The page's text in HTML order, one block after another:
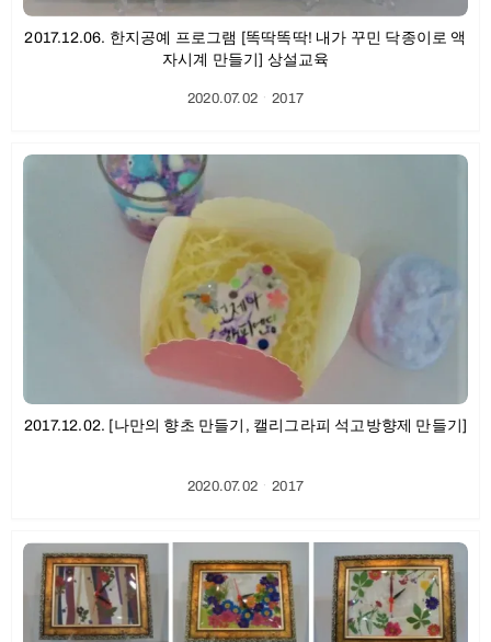
2017.12.06. 한지공예 프로그램 [똑딱똑딱! 내가 꾸민 닥종이로 액
자시계 만들기] 상설교육
2020.07.02ㆍ2017
2017.12.02. [나만의 향초 만들기, 캘리그라피 석고방향제 만들기]
2020.07.02ㆍ2017